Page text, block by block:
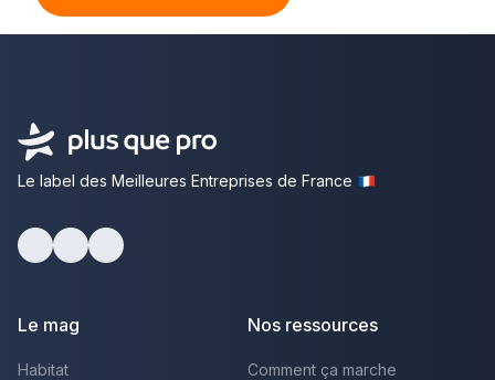
Le label des Meilleures Entreprises de France
Le mag
Habitat
Nos ressources
Comment ça marche